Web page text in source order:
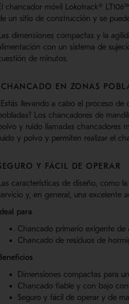
chancador móvil Lokotrack®
un sitio de construcción y se
dimensiones compactas y la
con un sistema de
de minutos.
EN ZONAS
llevando a cabo el proceso
Los chancadores de
y ruido llamadas chancadores
y polvo y permiten realizar el
Y FÁCIL DE OPERAR
características de diseño, como
y, en general, una excelente
Ideal para
Chancado primario exigente de
Chancado de residuos de
Dimensiones compactas para
Chancado fiable y con bajo
Seguro y fácil de operar y de